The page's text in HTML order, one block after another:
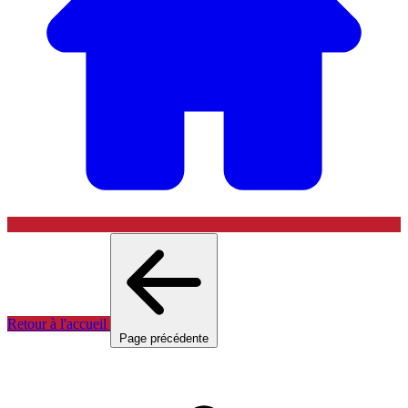
Retour à l'accueil
Page précédente